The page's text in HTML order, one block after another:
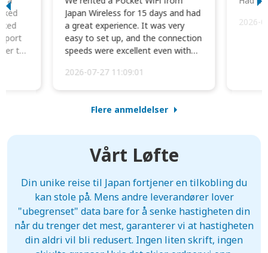
to
Japan Wireless for 15 days and had
a great experience. It was very
easy to set up, and the connection
speeds were excellent even with
2026-07-27 11:09:01
2026-
Flere anmeldelser
Vårt Løfte
Din unike reise til Japan fortjener en tilkobling du
kan stole på. Mens andre leverandører lover
"ubegrenset" data bare for å senke hastigheten din
når du trenger det mest, garanterer vi at hastigheten
din aldri vil bli redusert. Ingen liten skrift, ingen